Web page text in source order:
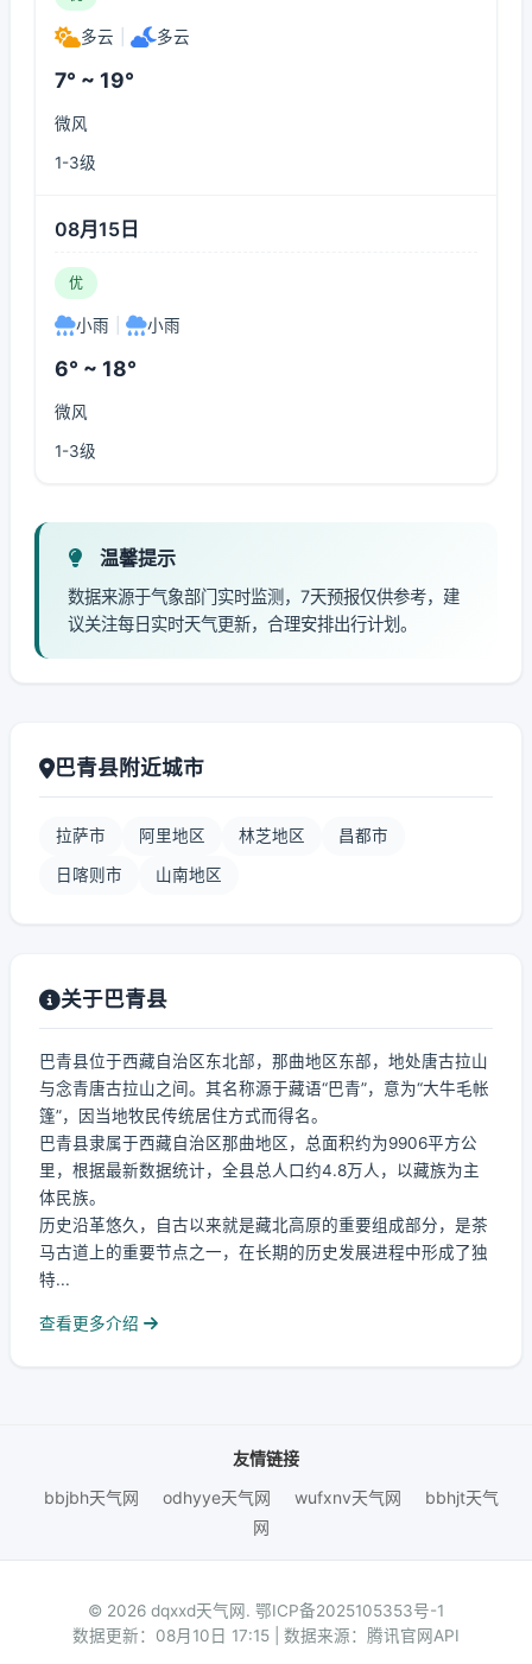
多云 多云
7° ~ 19°
微风
1-3级
08月15日
优
小雨 小雨
6° ~ 18°
微风
1-3级
温馨提示
数据来源于气象部门实时监测，7天预报仅供参考，建
议关注每日实时天气更新，合理安排出行计划。
巴青县附近城市
拉萨市 阿里地区 林芝地区 昌都市
日喀则市 山南地区
关于巴青县
巴青县位于西藏自治区东北部，那曲地区东部，地处唐古拉山
与念青唐古拉山之间。其名称源于藏语“巴青”，意为“大牛毛帐
篷”，因当地牧民传统居住方式而得名。
巴青县隶属于西藏自治区那曲地区，总面积约为9906平方公
里，根据最新数据统计，全县总人口约4.8万人，以藏族为主
体民族。
历史沿革悠久，自古以来就是藏北高原的重要组成部分，是茶
马古道上的重要节点之一，在长期的历史发展进程中形成了独
特...
查看更多介绍
友情链接
bbjbh天气网
odhyye天气网 wufxnv天气网
bbhjt天气
网
© 2026 dqxxd天气网. 鄂ICP备2025105353号-1
数据更新：08月10日 17:15 | 数据来源：腾讯官网API